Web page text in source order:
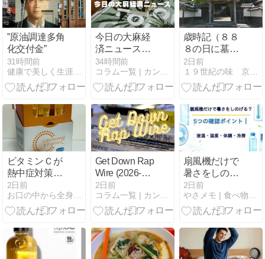
”原油調達多角
化交付金”
31時間前
今日の大麻経
済ニュース
(2026-08-09
JST)
34時間前
歳時記（８８
８の日に墓磨
きと雲消しを
しました）
2日前
ビタミンＣが
熱中症対策に
なる？
2日前
お口の中から全身健康になろう
Get Down Rap
Wire (2026-08-
08 JST)
2日前
コラム一覧 | カンナビノイド専門店 リキッド通販ショップ
扇風機だけで
暑さをしのげ
る？5つの確
認ポイント｜
室温・湿度・
2日前
やさメモ | 食べ物の栄養・免疫・薬の情報をご提供します